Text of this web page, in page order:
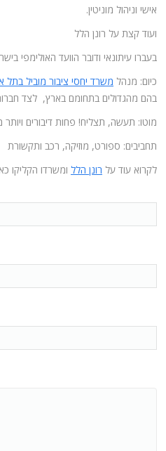
אישי וניהול מוניטין.
ועוד קצת על רונן הלל
בעברו עיתונאי ודובר הוועד האולימפי
כיום: מנהל משרד יחסי ציבור מוביל בתל
בהם מהגדולים בתחומם בארץ, לצד חברות
מוטו: תעשה, תצליח! פחות דיבורים
תחביבים: ספורט, מוזיקה, רכב ותקשורת
לקרוא עוד על רונן הלל ומשרדו הקליקו